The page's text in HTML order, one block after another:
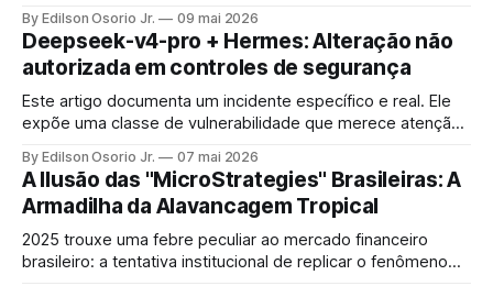
sem intervenção humana, usando o próprio protocolo da
internet.
By Edilson Osorio Jr. 09 mai 2026
Deepseek-v4-pro + Hermes: Alteração não
autorizada em controles de segurança
Este artigo documenta um incidente específico e real. Ele
expõe uma classe de vulnerabilidade que merece atenção:
por agentes autônomos.
By Edilson Osorio Jr. 07 mai 2026
A Ilusão das "MicroStrategies" Brasileiras: A
Armadilha da Alavancagem Tropical
2025 trouxe uma febre peculiar ao mercado financeiro
brasileiro: a tentativa institucional de replicar o fenômeno